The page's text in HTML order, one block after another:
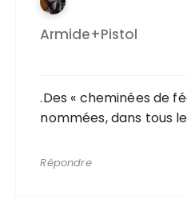
Armide+Pistol
.Des « cheminées de
nommées, dans tous
Répondre